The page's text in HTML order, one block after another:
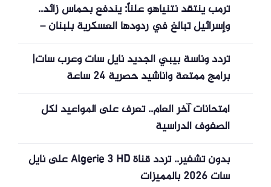
ترمب ينتقد نتنياهو علناً: يندفع بحماس زائد..
وإسرائيل تبالغ في ردودها العسكرية بلبنان –
أخبار السعودية
تردد وناسة بيبي الجديد نايل سات وعرب سات|
برامج ممتعة وأناشيد حصرية 24 ساعة
امتحانات آخر العام.. تعرف على المواعيد لكل
الصفوف الدراسية
بدون تشفير.. تردد قناة Algerie 3 HD على نايل
سات 2026 بالمميزات